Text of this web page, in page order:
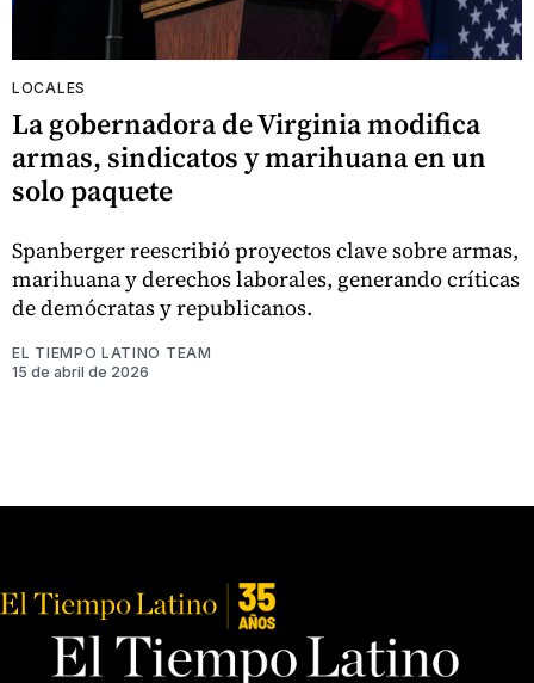
LOCALES
La gobernadora de Virginia modifica
armas, sindicatos y marihuana en un
solo paquete
Spanberger reescribió proyectos clave sobre armas,
marihuana y derechos laborales, generando críticas
de demócratas y republicanos.
EL TIEMPO LATINO TEAM
15 de abril de 2026